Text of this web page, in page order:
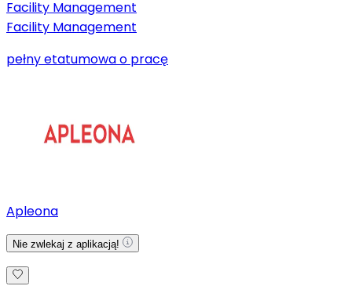
Facility Management
Facility Management
pełny etatumowa o pracę
Apleona
Nie zwlekaj z aplikacją!